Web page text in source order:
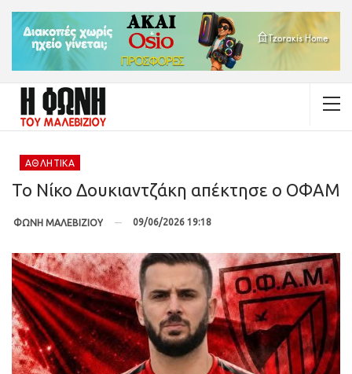
ΑΘΛΗΤΙΚΆ
Το Νίκο Δουκιαντζάκη απέκτησε ο ΟΦΑΜ
ΦΩΝΗ ΜΑΛΕΒΙΖΙΟΥ 09/06/2026 19:18